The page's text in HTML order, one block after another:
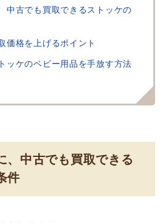
中古でも買取できるストッケの
価格を上げるポイント
ッケのベビー用品を手放す方法
、中古でも買取できる
件